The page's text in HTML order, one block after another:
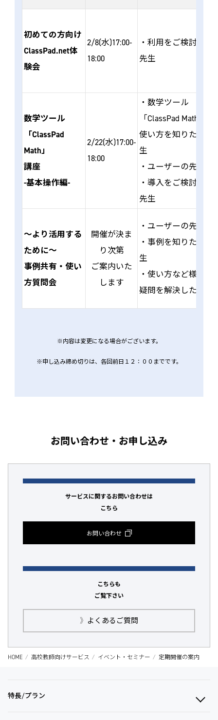
初めての方向け
ClassPad.net体
験会
2/8(水)17:00-
18:00
・利用をご検討中の
先生
数学ツール
「ClassPad
Math」
講座
-基本操作編-
2/22(水)17:00-
18:00
・数学ツール
「ClassPad Math」の
使い方を知りたい先
生
・ユーザーの先生
・導入をご検討中の
先生
～より活用する
ために～
事例共有・使い
方質問会
開催が決ま
り次第
ご案内いた
します
・ユーザーの先生
・事例を知りたい先
生
・使い方など様々な
疑問を解決したい方
※内容は変更になる場合がございます。
※申し込み締め切りは、各回前日１２：００までです。
お問い合わせ・お申し込み
サービスに関するお問い合わせは
こちら
お問い合わせ
こちらも
ご覧下さい
》 よくあるご質問
HOME 高校教師向けサービス イベント・セミナー 定期開催の案内
特長/プラン